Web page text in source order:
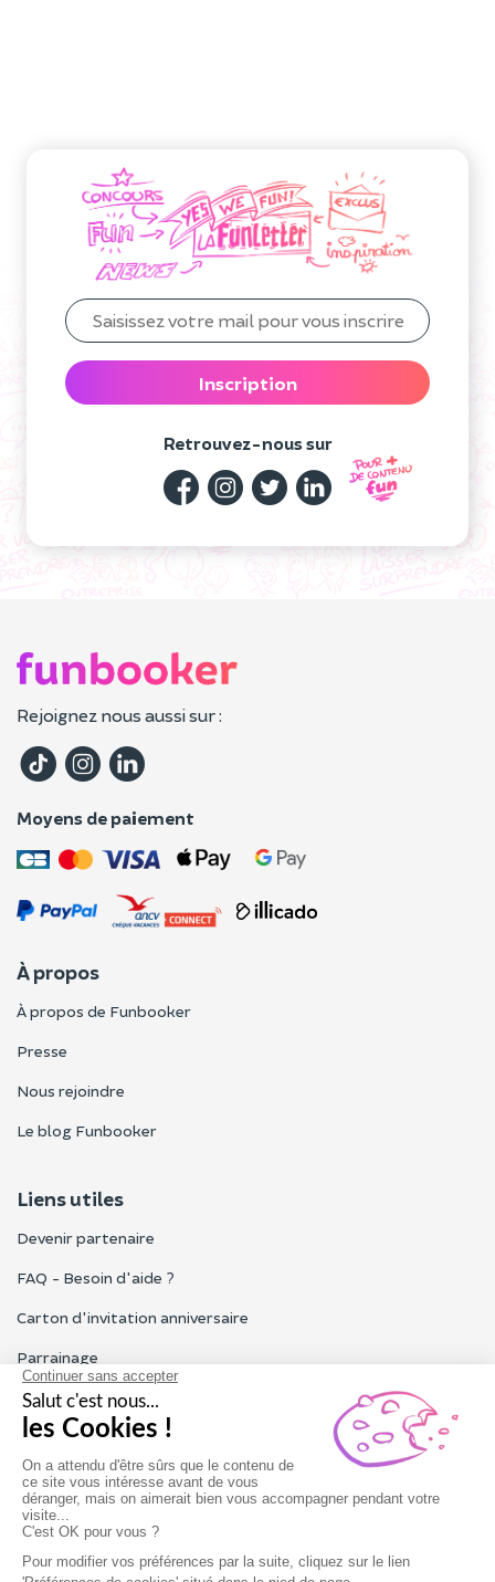
Inscription
Retrouvez-nous sur
Rejoignez nous aussi sur :
Moyens de paiement
À propos
À propos de Funbooker
Presse
Nous rejoindre
Le blog Funbooker
Liens utiles
Devenir partenaire
FAQ - Besoin d'aide ?
Carton d'invitation anniversaire
Parrainage
Tous les avis Funbooker
Particuliers, entreprises, professionnels
Notre service client est ouvert du lundi au vendredi de 9h à 18h
Nous contacter